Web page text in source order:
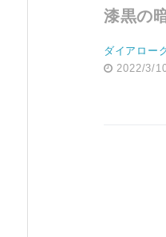
漆黒の
ダイアロー
2022/3/